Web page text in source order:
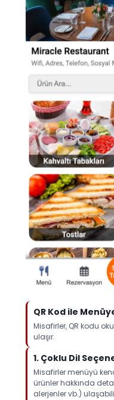
QR Kod ile
Misafirler, QR kodu
ulaşır.
1.⁠ ⁠Çoklu Dil
Misafirler menüyü
ürünler hakkında
alerjenler vb.)